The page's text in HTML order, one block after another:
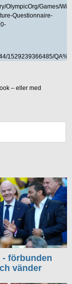
OlympicOrg/Games/
Questionnaire-
1529239366485/
– eller med
förbunden
vänder